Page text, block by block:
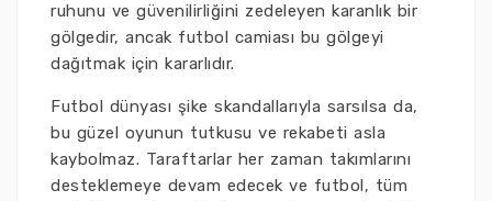
ruhunu ve güvenilirliğini zedeleyen karanlık bir
gölgedir, ancak futbol camiası bu gölgeyi
dağıtmak için kararlıdır.
Futbol dünyası şike skandallarıyla sarsılsa da,
bu güzel oyunun tutkusu ve rekabeti asla
kaybolmaz. Taraftarlar her zaman takımlarını
desteklemeye devam edecek ve futbol, tüm